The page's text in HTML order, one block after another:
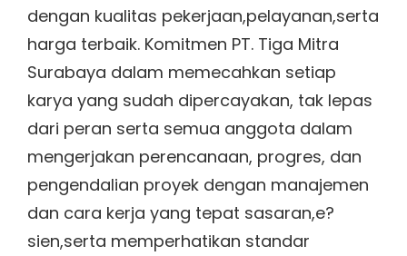
dengan kualitas pekerjaan,pelayanan,serta
harga terbaik. Komitmen PT. Tiga Mitra
Surabaya dalam memecahkan setiap
karya yang sudah dipercayakan, tak lepas
dari peran serta semua anggota dalam
mengerjakan perencanaan, progres, dan
pengendalian proyek dengan manajemen
dan cara kerja yang tepat sasaran,e?
sien,serta memperhatikan standar